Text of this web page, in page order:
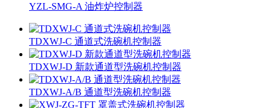
YZL-SMG-A 油炸炉控制器
TDXWJ-C 通道式洗碗机控制器
TDXWJ-D 新款通道型洗碗机控制器
TDXWJ-A/B 通道型洗碗机控制器